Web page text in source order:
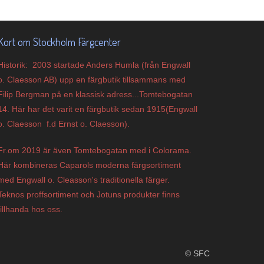
om Stockholm Färgcenter
2003 startade Anders Humla (från Engwall
Claesson AB) upp en färgbutik tillsammans med
Bergman på en klassisk adress...Tomtebogatan
Här har det varit en färgbutik sedan 1915(Engwall
Claesson f.d Ernst o. Claesson).
2019 är även Tomtebogatan med i Colorama.
kombineras Caparols moderna färgsortiment
Engwall o. Cleasson's traditionella färger.
proffsortiment och Jotuns produkter finns
hos oss.
© SFC